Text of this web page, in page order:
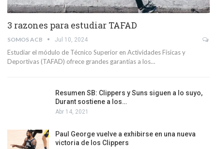
3 razones para estudiar TAFAD
SOMOS ACB Jul 10, 2024
Estudiar el módulo de Técnico Superior en Actividades Físicas y
Deportivas (TAFAD) ofrece grandes garantías a los…
Resumen SB: Clippers y Suns siguen a lo suyo,
Durant sostiene a los…
Abr 14, 2021
Paul George vuelve a exhibirse en una nueva
victoria de los Clippers